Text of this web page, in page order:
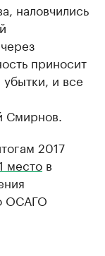
наловчились
приносит
и все
Смирнов.
2017
место в
ОСАГО